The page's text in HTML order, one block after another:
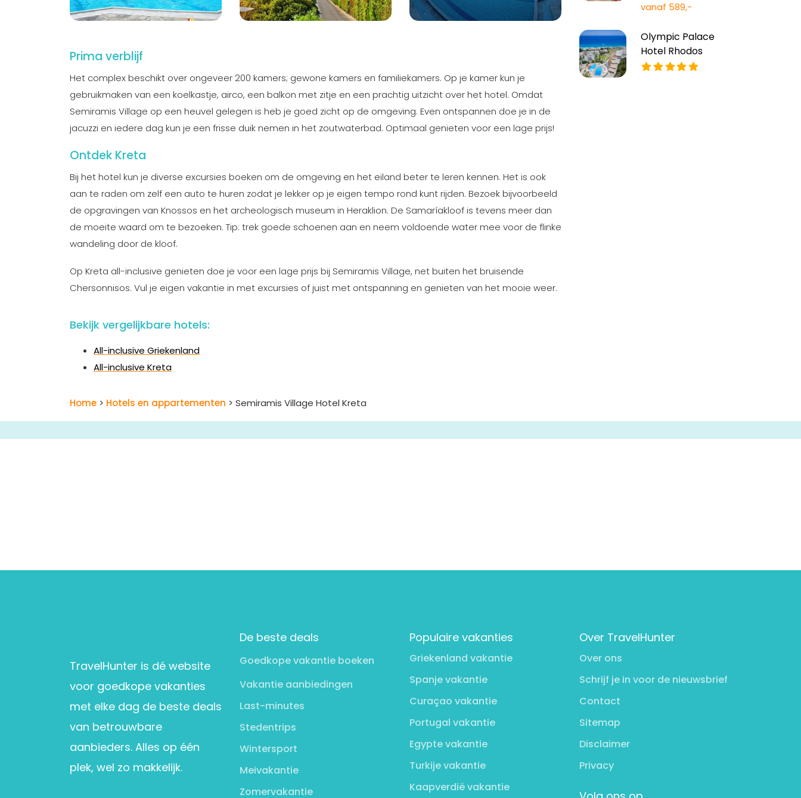
Prima verblijf
Het complex beschikt over ongeveer 200 kamers; gewone kamers en familiekamers. Op je kamer kun je
gebruikmaken van een koelkastje, airco, een balkon met zitje en een prachtig uitzicht over het hotel. Omdat
Semiramis Village op een heuvel gelegen is heb je goed zicht op de omgeving. Even ontspannen doe je in de
jacuzzi en iedere dag kun je een frisse duik nemen in het zoutwaterbad. Optimaal genieten voor een lage prijs!
Ontdek Kreta
Bij het hotel kun je diverse excursies boeken om de omgeving en het eiland beter te leren kennen. Het is ook
aan te raden om zelf een auto te huren zodat je lekker op je eigen tempo rond kunt rijden. Bezoek bijvoorbeeld
de opgravingen van Knossos en het archeologisch museum in Heraklion. De Samaríakloof is tevens meer dan
de moeite waard om te bezoeken. Tip: trek goede schoenen aan en neem voldoende water mee voor de flinke
wandeling door de kloof.
Op Kreta all-inclusive genieten doe je voor een lage prijs bij Semiramis Village, net buiten het bruisende
Chersonnisos. Vul je eigen vakantie in met excursies of juist met ontspanning en genieten van het mooie weer.
vanaf 589,-
Olympic Palace
Hotel Rhodos
Bekijk vergelijkbare hotels:
All-inclusive Griekenland
All-inclusive Kreta
Home > Hotels en appartementen > Semiramis Village Hotel Kreta
TravelHunter is dé website
voor goedkope vakanties
met elke dag de beste deals
van betrouwbare
aanbieders. Alles op één
plek, wel zo makkelijk.
De beste deals
Goedkope vakantie boeken
Vakantie aanbiedingen
Last-minutes
Stedentrips
Wintersport
Meivakantie
Zomervakantie
Populaire vakanties
Griekenland vakantie
Spanje vakantie
Curaçao vakantie
Portugal vakantie
Egypte vakantie
Turkije vakantie
Kaapverdië vakantie
Over TravelHunter
Over ons
Schrijf je in voor de nieuwsbrief
Contact
Sitemap
Disclaimer
Privacy